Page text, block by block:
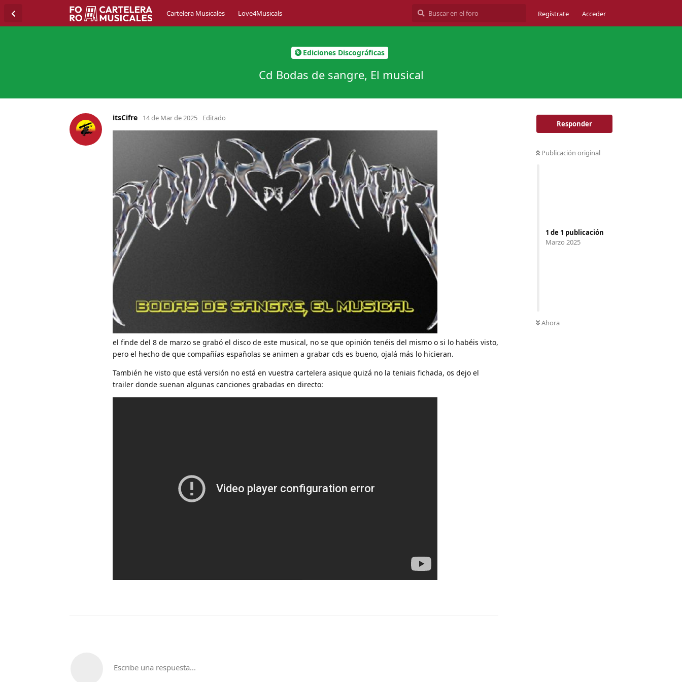
Cartelera Musicales Love4Musicals Regístrate Acceder
Ediciones Discográficas
Cd Bodas de sangre, El musical
Responder
Publicación original
1 de 1 publicación
Marzo 2025
Ahora
itsCifre 14 de Mar de 2025 Editado
el finde del 8 de marzo se grabó el disco de este musical, no se que opinión tenéis del mismo o si lo habéis visto,
pero el hecho de que compañías españolas se animen a grabar cds es bueno, ojalá más lo hicieran.
También he visto que está versión no está en vuestra cartelera asique quizá no la teniais fichada, os dejo el
trailer donde suenan algunas canciones grabadas en directo:
Escribe una respuesta...